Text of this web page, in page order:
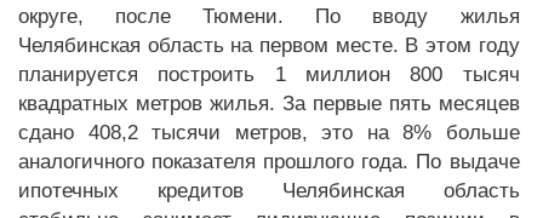
округе, после Тюмени. По вводу жилья
Челябинская область на первом месте. В этом году
планируется построить 1 миллион 800 тысяч
квадратных метров жилья. За первые пять месяцев
сдано 408,2 тысячи метров, это на 8% больше
аналогичного показателя прошлого года. По выдаче
ипотечных кредитов Челябинская область